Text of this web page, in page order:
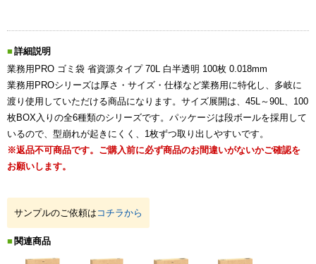
詳細説明
業務用PRO ゴミ袋 省資源タイプ 70L 白半透明 100枚 0.018mm
業務用PROシリーズは厚さ・サイズ・仕様など業務用に特化し、多岐に
渡り使用していただける商品になります。サイズ展開は、45L～90L、100
枚BOX入りの全6種類のシリーズです。パッケージは段ボールを採用して
いるので、型崩れが起きにくく、1枚ずつ取り出しやすいです。
※返品不可商品です。ご購入前に必ず商品のお間違いがないかご確認を
お願いします。
サンプルのご依頼は コチラから
関連商品